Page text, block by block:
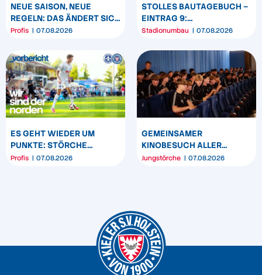
NEUE SAISON, NEUE
REGELN: DAS ÄNDERT SICH
ZUM START DER 2.
Profis 07.08.2026
STOLLES BAUTAGEBUCH –
EINTRAG 9:
TIEFENSONDIERUNG UND
Stadionumbau 07.08.2026
ES GEHT WIEDER UM
PUNKTE: STÖRCHE
STARTEN IN DARMSTADT IN
Profis 07.08.2026
GEMEINSAMER
KINOBESUCH ALLER
NACHWUCHSTEAMS DER
Jungstörche 07.08.2026